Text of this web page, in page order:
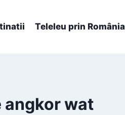
Teleleu prin România
angkor wat